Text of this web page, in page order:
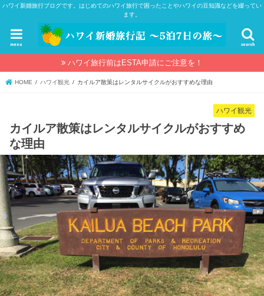
ハワイ新婚旅行ブログです。はじめてのハワイ旅行で困ったことやハワイの豆知識などを綴ってい
ます。
search
menu
ハワイ旅行前はESTA申請にご注意を！
HOME ハワイ観光 カイルア散策はレンタルサイクルがおすすめな理由
ハワイ観光
カイルア散策はレンタルサイクルがおすすめ
な理由